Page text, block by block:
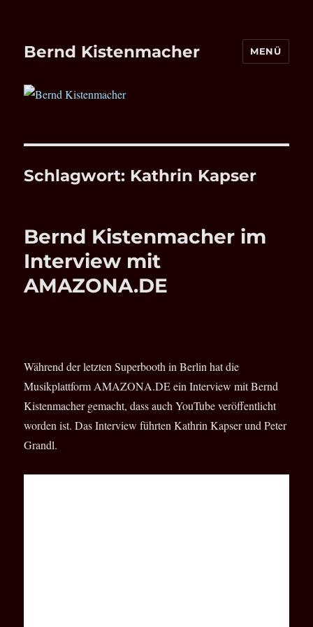
Bernd Kistenmacher MENÜ
Schlagwort: Kathrin Kapser
Bernd Kistenmacher im
Interview mit
AMAZONA.DE
Während der letzten Superbooth in Berlin hat die
Musikplattform AMAZONA.DE ein Interview mit Bernd
Kistenmacher gemacht, dass auch YouTube veröffentlicht
worden ist. Das Interview führten Kathrin Kapser und Peter
Grandl.